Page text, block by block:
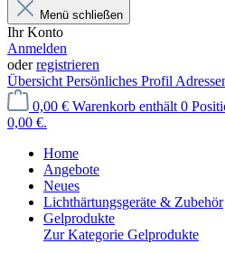
Menü schließen
Ihr Konto
Anmelden
oderregistrieren
Übersicht Persönliches Profil
0,00 € Warenkorb enthält 0
0,00 €.
Home
Angebote
Neues
Lichthärtungsgeräte & Zubehör
Gelprodukte
Zur Kategorie Gelprodukte